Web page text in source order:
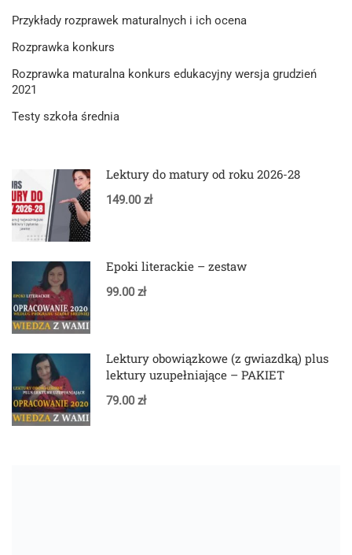
Przykłady rozprawek maturalnych i ich ocena
Rozprawka konkurs
Rozprawka maturalna konkurs edukacyjny wersja grudzień
2021
Testy szkoła średnia
Lektury do matury od roku 2026-28
149.00 zł
Epoki literackie – zestaw
99.00 zł
Lektury obowiązkowe (z gwiazdką) plus
lektury uzupełniające – PAKIET
79.00 zł